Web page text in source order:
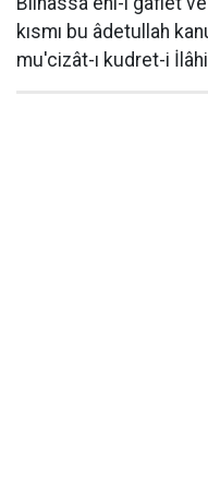
kısmı bu âdetullah
mu'cizât-ı kudret-i